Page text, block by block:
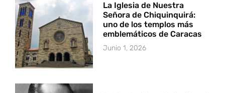
La Iglesia de Nuestra
Señora de Chiquinquirá:
uno de los templos más
emblemáticos de Caracas
Junio 1, 2026